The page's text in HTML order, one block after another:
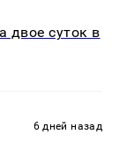
двое суток в
6 дней назад